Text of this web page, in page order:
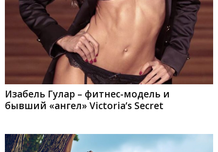
Изабель Гулар – фитнес-модель и
бывший «ангел» Victoria’s Secret